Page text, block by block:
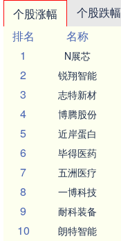
个股涨幅 个股跌幅
排名
名称
1
N展芯
2 锐翔智能
3 志特新材
4 博腾股份
5 近岸蛋白
6 毕得医药
7 五洲医疗
8 一博科技
9 耐科装备
10 朗特智能